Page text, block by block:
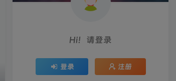
Hi！请登录
登录 注册